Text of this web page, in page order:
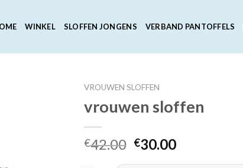
WINKEL SLOFFEN JONGENS VERBAND PANTOFFELS
VROUWEN SLOFFEN
vrouwen sloffen
€42.00 €30.00